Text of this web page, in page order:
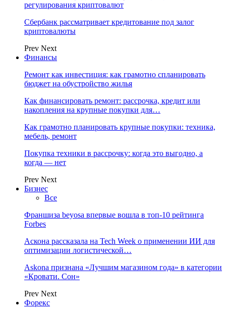
регулирования криптовалют
Сбербанк рассматривает кредитование под залог
криптовалюты
Prev Next
Финансы
Ремонт как инвестиция: как грамотно спланировать
бюджет на обустройство жилья
Как финансировать ремонт: рассрочка, кредит или
накопления на крупные покупки для…
Как грамотно планировать крупные покупки: техника,
мебель, ремонт
Покупка техники в рассрочку: когда это выгодно, а
когда — нет
Prev Next
Бизнес
Все
Франшиза beyosa впервые вошла в топ-10 рейтинга
Forbes
Аскона рассказала на Tech Week о применении ИИ для
оптимизации логистической…
Askona признана «Лучшим магазином года» в категории
«Кровати. Сон»
Prev Next
Форекс